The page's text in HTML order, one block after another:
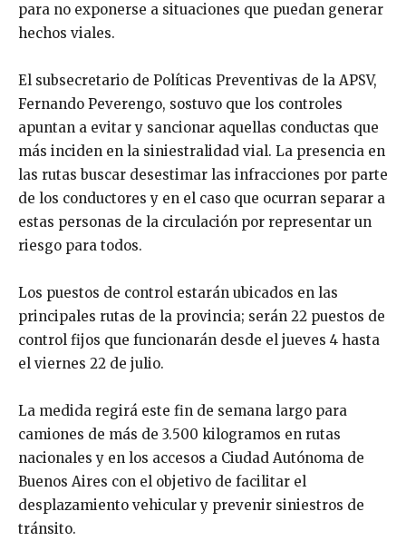
para no exponerse a situaciones que puedan generar
hechos viales.
El subsecretario de Políticas Preventivas de la APSV,
Fernando Peverengo, sostuvo que los controles
apuntan a evitar y sancionar aquellas conductas que
más inciden en la siniestralidad vial. La presencia en
las rutas buscar desestimar las infracciones por parte
de los conductores y en el caso que ocurran separar a
estas personas de la circulación por representar un
riesgo para todos.
Los puestos de control estarán ubicados en las
principales rutas de la provincia; serán 22 puestos de
control fijos que funcionarán desde el jueves 4 hasta
el viernes 22 de julio.
La medida regirá este fin de semana largo para
camiones de más de 3.500 kilogramos en rutas
nacionales y en los accesos a Ciudad Autónoma de
Buenos Aires con el objetivo de facilitar el
desplazamiento vehicular y prevenir siniestros de
tránsito.